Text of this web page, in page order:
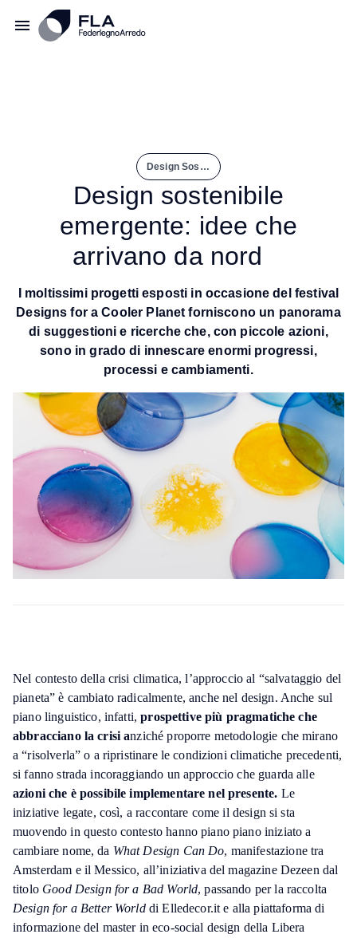
Design Sostenibile Emergente: Idee Che Arrivano Da Nord
Design sostenibile
emergente: idee che
arrivano da nord
I moltissimi progetti esposti in occasione del festival
Designs for a Cooler Planet forniscono un panorama
di suggestioni e ricerche che, con piccole azioni,
sono in grado di innescare enormi progressi,
processi e cambiamenti.
Nel contesto della crisi climatica, l’approccio al “salvataggio del
pianeta” è cambiato radicalmente, anche nel design. Anche sul
piano linguistico, infatti,prospettive più pragmatiche che
abbracciano la crisi anziché proporre metodologie che mirano
a “risolverla” o a ripristinare le condizioni climatiche precedenti,
si fanno strada incoraggiando un approccio che guarda alle
azioni che è possibile implementare nel presente. Le
iniziative legate, così, a raccontare come il design si sta
muovendo in questo contesto hanno piano piano iniziato a
cambiare nome, da What Design Can Do, manifestazione tra
Amsterdam e il Messico, all’iniziativa del magazine Dezeen dal
titolo Good Design for a Bad World, passando per la raccolta
Design for a Better Worlddi Elledecor.it e alla piattaforma di
informazione del master in eco-social design della Libera